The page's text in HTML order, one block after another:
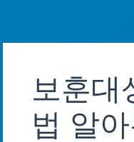
보훈대
법 알